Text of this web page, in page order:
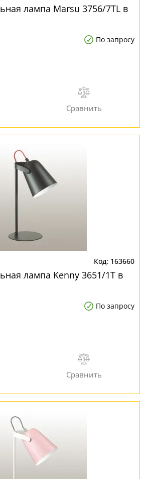
лампа Marsu 3756/7TL в
По запросу
163660
лампа Kenny 3651/1T в
По запросу